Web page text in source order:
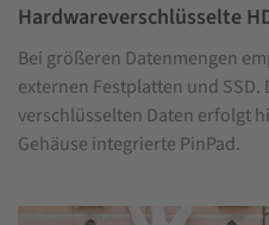
Hardwareverschlüsselte
Bei größeren Datenmengen
externen Festplatten und SSD.
verschlüsselten Daten erfolgt
Gehäuse integrierte PinPad.